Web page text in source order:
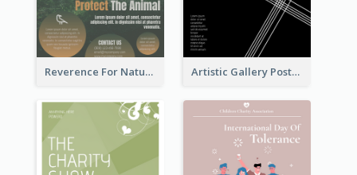
Reverence For Natural Protect The Animal Poster Artistic Gallery Poster Designed With Lines And Space